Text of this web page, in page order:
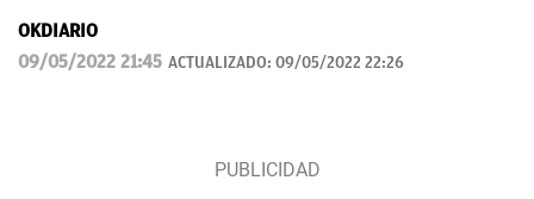
OKDIARIO
09/05/2022 21:45 ACTUALIZADO: 09/05/2022 22:26